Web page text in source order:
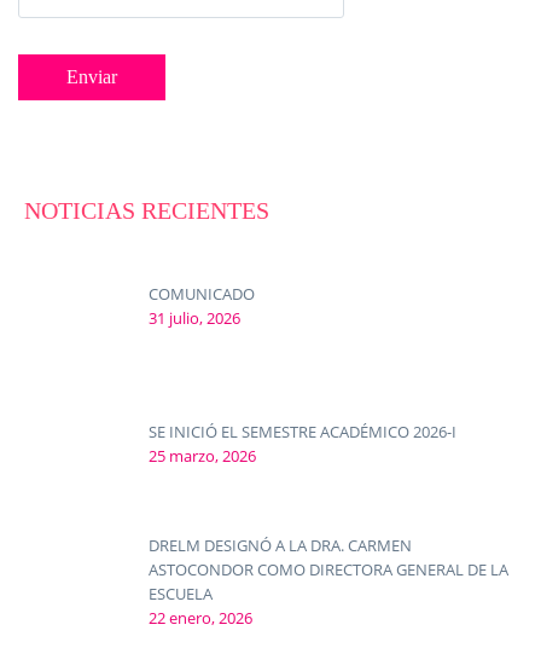
NOTICIAS RECIENTES
COMUNICADO
31 julio, 2026
SE INICIÓ EL SEMESTRE ACADÉMICO 2026-I
25 marzo, 2026
DRELM DESIGNÓ A LA DRA. CARMEN
ASTOCONDOR COMO DIRECTORA GENERAL DE LA
ESCUELA
22 enero, 2026